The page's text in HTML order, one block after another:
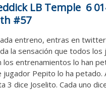
LB Temple 6
#57
entreno, entras en
la sensación que todos los
los entrenamientos lo han
jugador Pepito lo ha petado.
3 dice Joselito. Cada uno